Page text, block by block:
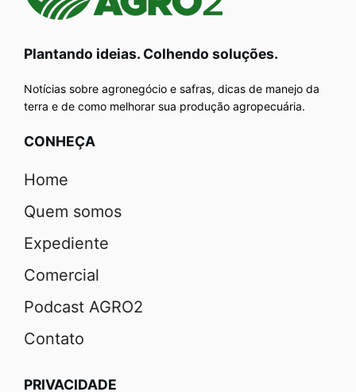
Plantando ideias. Colhendo soluções.
Notícias sobre agronegócio e safras, dicas de manejo da
terra e de como melhorar sua produção agropecuária.
CONHEÇA
Home
Quem somos
Expediente
Comercial
Podcast AGRO2
Contato
PRIVACIDADE